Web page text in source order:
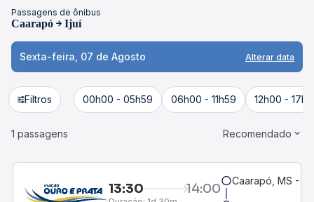
Passagens de ônibus
Caarapó Ijuí
Sexta-feira, 07 de Agosto Alterar data
Filtros 00h00 - 05h59 06h00 - 11h59 12h00 -
1 passagens Recomendado
13:30 14:00 Caarapó, MS -